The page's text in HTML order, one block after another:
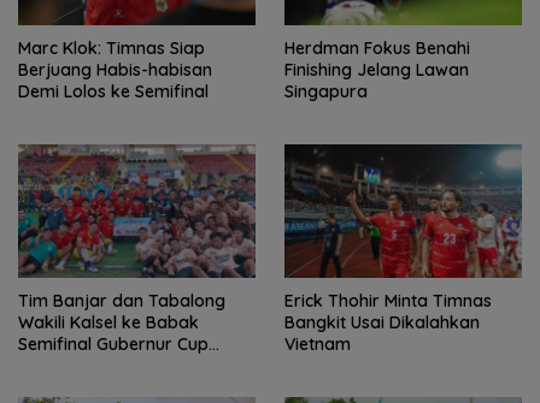
Marc Klok: Timnas Siap
Berjuang Habis-habisan
Demi Lolos ke Semifinal
Herdman Fokus Benahi
Finishing Jelang Lawan
Singapura
Tim Banjar dan Tabalong
Wakili Kalsel ke Babak
Semifinal Gubernur Cup
Erick Thohir Minta Timnas
Bangkit Usai Dikalahkan
Vietnam